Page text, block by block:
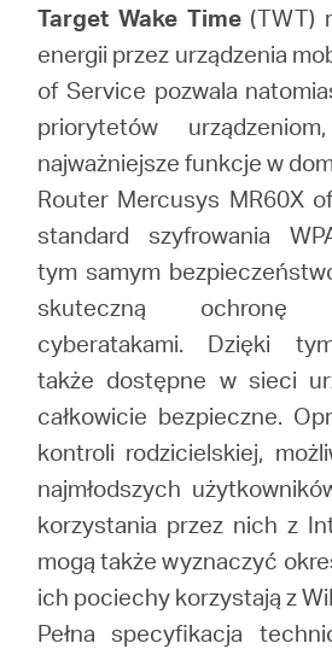
Target Wake Time(TWT)
energii przez urządzenia
of Service pozwala
priorytetów
najważniejsze funkcje w
Router Mercusys MR60X
standard szyfrowania
tym samym
skuteczną
cyberatakami. Dzięki
także dostępne w sieci
całkowicie bezpieczne.
kontroli rodzicielskiej,
najmłodszych
korzystania przez nich z
mogą także wyznaczyć
ich pociechy korzystają z
Pełna specyfikacja